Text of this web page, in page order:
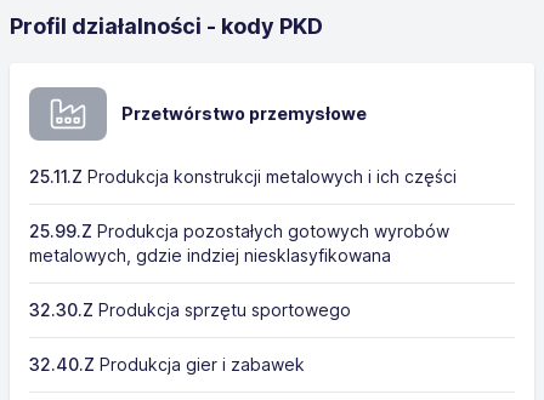
Profil działalności - kody PKD
Przetwórstwo przemysłowe
25.11.Z Produkcja konstrukcji metalowych i ich części
25.99.Z Produkcja pozostałych gotowych wyrobów
metalowych, gdzie indziej niesklasyfikowana
32.30.Z Produkcja sprzętu sportowego
32.40.Z Produkcja gier i zabawek